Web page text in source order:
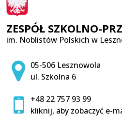
ZESPÓŁ SZKOLNO-
im. Noblistów Polskich w
Adres pocztowy:
05-506 Lesznowola
ul. Szkolna 6
+48 22 757 93 99
kliknij, aby zobaczyć e-